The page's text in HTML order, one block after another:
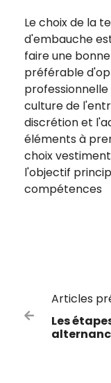
Le choix de la
d'embauche
faire une
préférable
culture de
discrétion et
éléments à
choix
l'objectif
compétences

Articles
Les